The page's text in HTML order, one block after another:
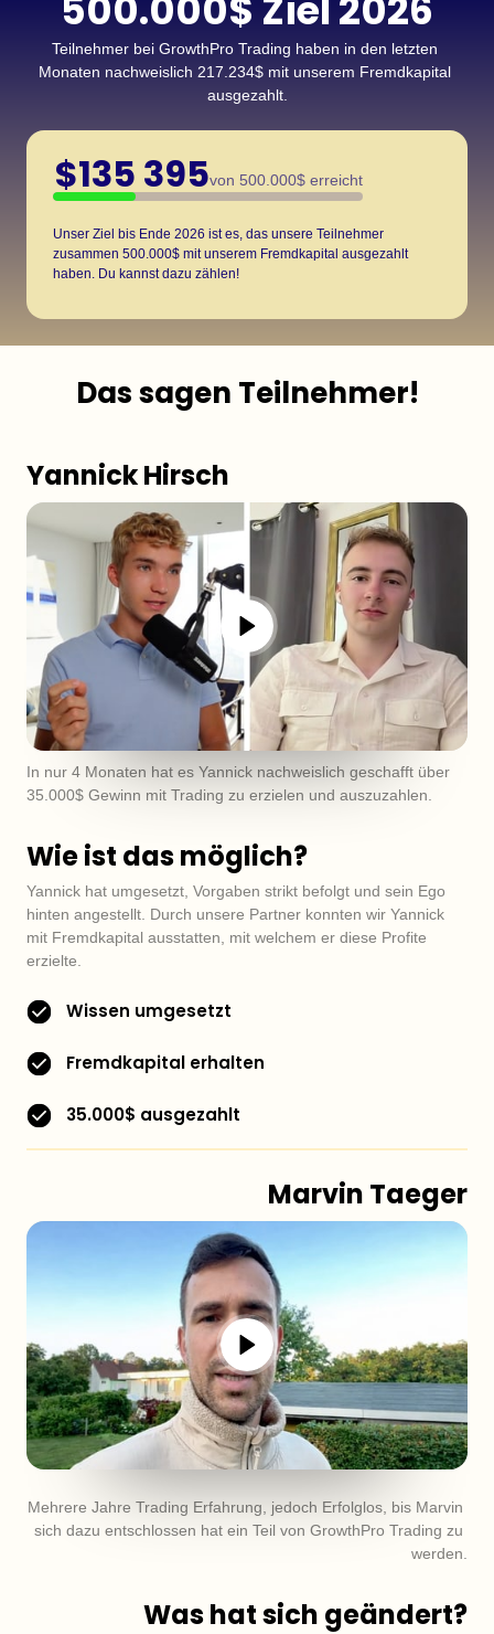
Teilnehmer bei GrowthPro Trading haben in den letzten
Monaten nachweislich 217.234$ mit unserem Fremdkapital
ausgezahlt.
von 500.000$ erreicht
$215 895
Unser Ziel bis Ende 2026 ist es, das unsere Teilnehmer
zusammen 500.000$ mit unserem Fremdkapital ausgezahlt
haben. Du kannst dazu zählen!
Das sagen Teilnehmer!
Yannick Hirsch
In nur 4 Monaten hat es Yannick nachweislich geschafft über
35.000$ Gewinn mit Trading zu erzielen und auszuzahlen.
Wie ist das möglich?
Yannick hat umgesetzt, Vorgaben strikt befolgt und sein Ego
hinten angestellt. Durch unsere Partner konnten wir Yannick
mit Fremdkapital ausstatten, mit welchem er diese Profite
erzielte.
Wissen umgesetzt
Fremdkapital erhalten
35.000$ ausgezahlt
Marvin Taeger
Mehrere Jahre Trading Erfahrung, jedoch Erfolglos, bis Marvin
sich dazu entschlossen hat ein Teil von GrowthPro Trading zu
werden.
Was hat sich geändert?